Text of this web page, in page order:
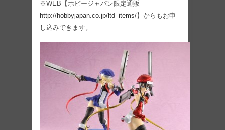
※WEB【ホビージャパン限定通販
http://hobbyjapan.co.jp/ltd_items/】からもお申
し込みできます。